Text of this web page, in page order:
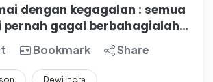
dengan kegagalan : semua
gagal berbahagialah…
Bookmark Share
Dewi Indra